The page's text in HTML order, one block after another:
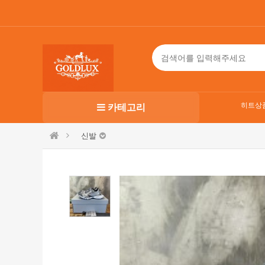
카테고리 히트상
신발